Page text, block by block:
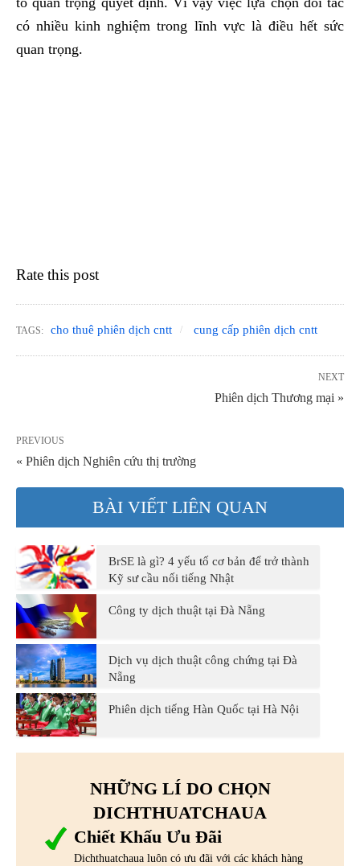
có nhiều kinh nghiệm trong lĩnh vực là điều hết sức
quan trọng.
Rate this post
TAGS: cho thuê phiên dịch cntt cung cấp phiên dịch cntt
NEXT
Phiên dịch Thương mại »
PREVIOUS
« Phiên dịch Nghiên cứu thị trường
BÀI VIẾT LIÊN QUAN
BrSE là gì? 4 yếu tố cơ bản để trở thành
Kỹ sư cầu nối tiếng Nhật
Công ty dịch thuật tại Đà Nẵng
Dịch vụ dịch thuật công chứng tại Đà
Nẵng
Phiên dịch tiếng Hàn Quốc tại Hà Nội
NHỮNG LÍ DO CHỌN
DICHTHUATCHAUA
Chiết Khấu Ưu Đãi
Dichthuatchaua luôn có ưu đãi với các khách hàng